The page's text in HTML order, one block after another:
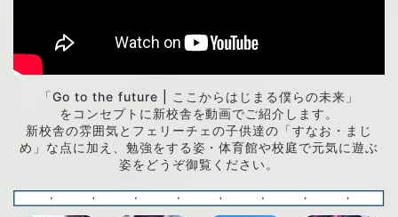
「Go to the future | ここからはじまる僕らの未来」
をコンセプトに新校舎を動画でご紹介します。
新校舎の雰囲気とフェリーチェの子供達の「すなお・まじ
め」な点に加え、 勉強をする姿・体育館や校庭で元気に遊ぶ
姿をどうぞ御覧ください。